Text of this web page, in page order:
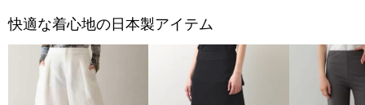
快適な着心地の日本製アイテム